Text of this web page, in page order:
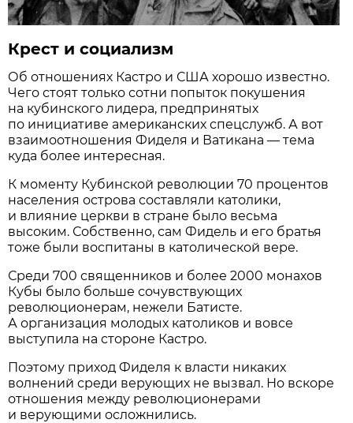
Крест и социализм
Об отношениях Кастро и США хорошо известно.
Чего стоят только сотни попыток покушения
на кубинского лидера, предпринятых
по инициативе американских спецслужб. А вот
взаимоотношения Фиделя и Ватикана — тема
куда более интересная.
К моменту Кубинской революции 70 процентов
населения острова составляли католики,
и влияние церкви в стране было весьма
высоким. Собственно, сам Фидель и его братья
тоже были воспитаны в католической вере.
Среди 700 священников и более 2000 монахов
Кубы было больше сочувствующих
революционерам, нежели Батисте.
А организация молодых католиков и вовсе
выступила на стороне Кастро.
Поэтому приход Фиделя к власти никаких
волнений среди верующих не вызвал. Но вскоре
отношения между революционерами
и верующими осложнились.